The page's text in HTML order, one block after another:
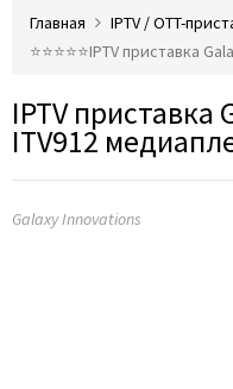
Главная IPTV / OTT-
⭐️⭐️⭐️⭐️⭐️IPTV приставка
IPTV приставка
ITV912
Galaxy Innovations